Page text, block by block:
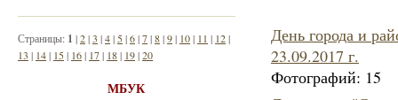
День города и
23.09.2017 г.
Фотографий: 15
Страницы: 1 |2|3 |4| 5|6|7|8|9| 10| 11 | 12|
13 | 14| 15| 16| 17| 18| 19|20
МБУК